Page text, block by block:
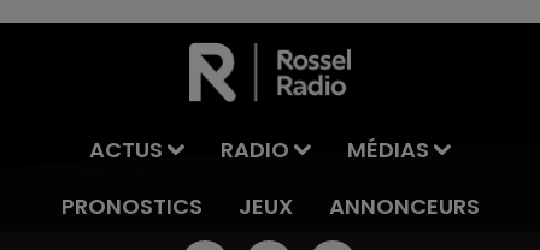
ACTUS RADIO
MÉDIAS
PRONOSTICS
JEUX ANNONCEURS